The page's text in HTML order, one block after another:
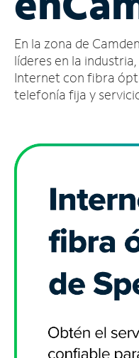
cuenta
Encuentra
una
tienda
En la zona de
líderes en la
Internet con fibra
telefonía fija y